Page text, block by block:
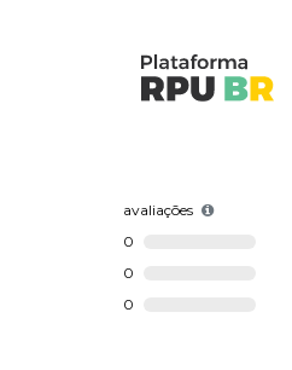
avaliações
0
0
0